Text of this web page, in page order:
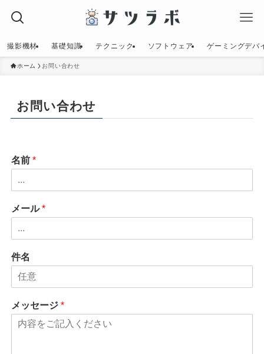
撮影機材 基礎知識 テクニック ソフトウェア ゲーミングデバ
ホーム お問い合わせ
お問い合わせ
名前 *
メール*
件名
メッセージ *